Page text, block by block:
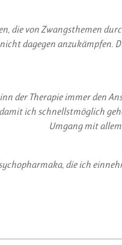
die von Zwangsthemen
dagegen anzukämpfen.
der Therapie immer den
ich schnellstmöglich
Umgang mit
die ich